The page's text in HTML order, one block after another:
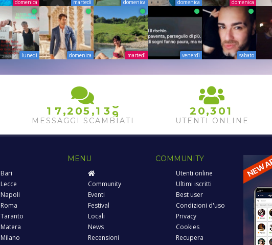
domenica martedì domenica domenica domenica
lunedì domenica martedì venerdì sabato
1 7 ,2 05 ,1 3 9
MESSAGGI SCAMBIATI
2 0,3 01
UTENTI ONLINE
Bari
Lecce
Napoli
Roma
Taranto
Matera
Milano
MENU
Community
Eventi
Festival
Locali
News
Recensioni
COMMUNITY
Utenti online
Ultimi iscritti
Best user
Condizioni d'uso
Privacy
Cookies
Recupera